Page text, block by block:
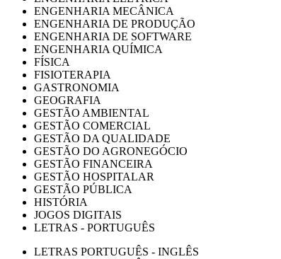
ENGENHARIA MECÂNICA
ENGENHARIA DE PRODUÇÃO
ENGENHARIA DE SOFTWARE
ENGENHARIA QUÍMICA
FÍSICA
FISIOTERAPIA
GASTRONOMIA
GEOGRAFIA
GESTÃO AMBIENTAL
GESTÃO COMERCIAL
GESTÃO DA QUALIDADE
GESTÃO DO AGRONEGÓCIO
GESTÃO FINANCEIRA
GESTÃO HOSPITALAR
GESTÃO PÚBLICA
HISTÓRIA
JOGOS DIGITAIS
LETRAS - PORTUGUÊS
LETRAS PORTUGUÊS - INGLÊS